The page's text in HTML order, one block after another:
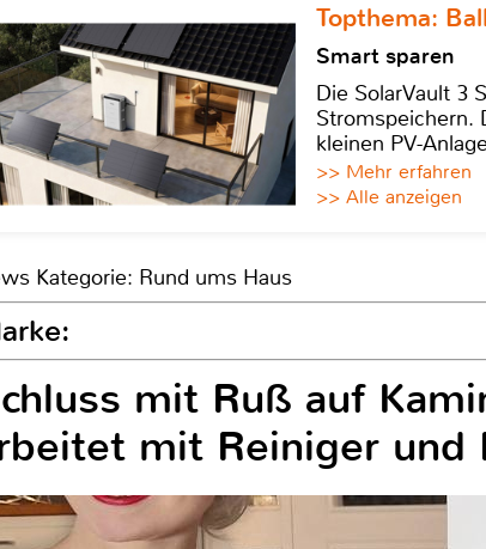
Topthema:
Smart sparen
Die SolarVault 3
Stromspeichern.
kleinen PV-
>> Mehr erfahren
>> Alle anzeigen
Kategorie: Rund ums Haus
mit Ruß auf
mit Reiniger und